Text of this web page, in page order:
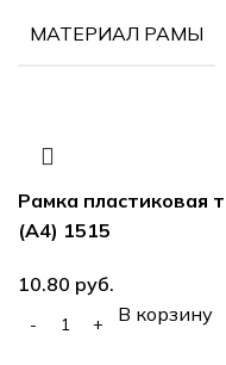
МАТЕРИАЛ РАМЫ
Рамка пластиковая
(А4) 1515
10.80 руб.
В корзину